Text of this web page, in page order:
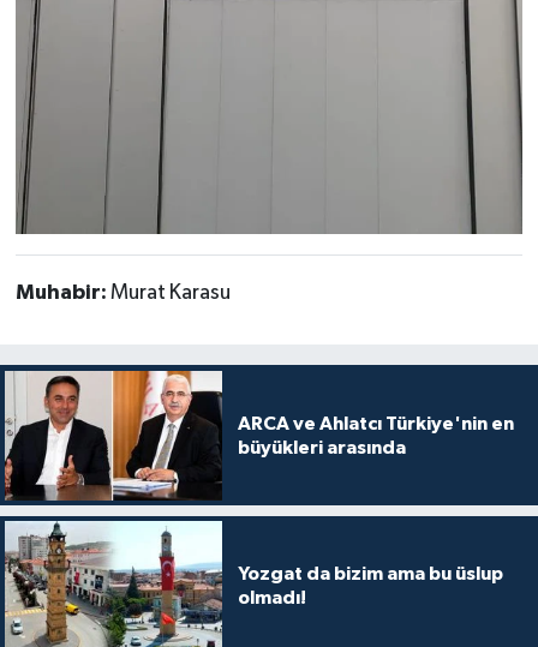
Muhabir: Murat Karasu
ARCA ve Ahlatcı Türkiye'nin en
büyükleri arasında
Yozgat da bizim ama bu üslup
olmadı!